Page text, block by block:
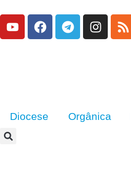
Diocese Orgânica